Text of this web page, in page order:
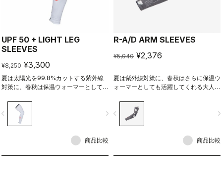
UPF 50 + LIGHT LEG
SLEEVES
¥8,250 ¥3,300
夏は太陽光を99.8%カットする紫外線
対策に、春秋は保温ウォーマーとしても
navigate_next
商品比較
R-A/D ARM SLEEVES
¥5,940 ¥2,376
夏は紫外線対策に、春秋はさらに保温ウ
ォーマーとしても活躍してくれる大人気
ク版として登場。
navigate_before
商品比較